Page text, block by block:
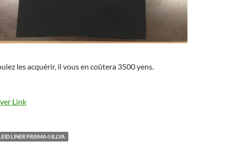
les acquérir, il vous en coûtera 3500 yens.
Link
LINER PRISMA☆ILLYA